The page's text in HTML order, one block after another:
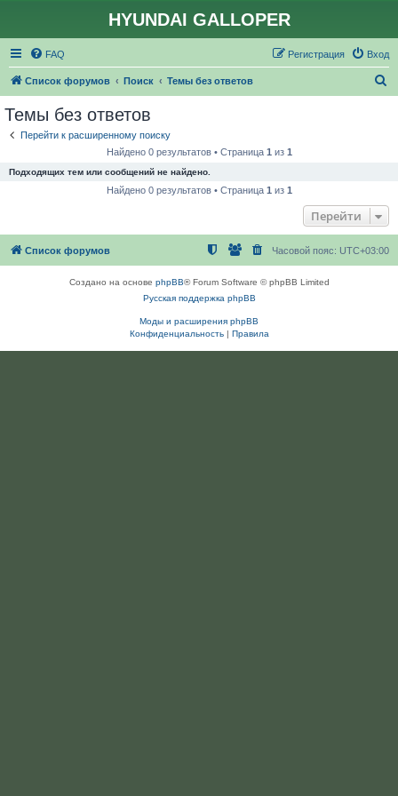
HYUNDAI GALLOPER
FAQ Вход
Регистрация
Список форумов Поиск Темы без ответов
Темы без ответов
Перейти к расширенному поиску
Найдено 0 результатов • Страница 1 из 1
Подходящих тем или сообщений не найдено.
Найдено 0 результатов • Страница 1 из 1
Перейти
Список форумов Часовой пояс: UTC+03:00
Создано на основе phpBB® Forum Software © phpBB Limited
Русская поддержка phpBB
Моды и расширения phpBB
Конфиденциальность| Правила